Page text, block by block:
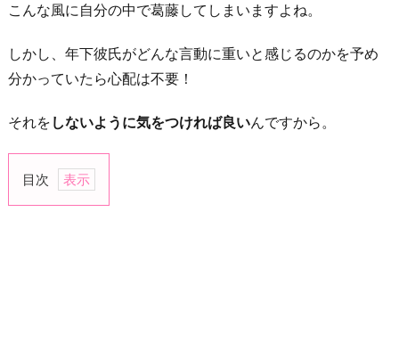
こんな風に自分の中で葛藤してしまいますよね。
しかし、年下彼氏がどんな言動に重いと感じるのかを予め
分かっていたら心配は不要！
それを しないように気をつければ良いんですから。
目次
1.